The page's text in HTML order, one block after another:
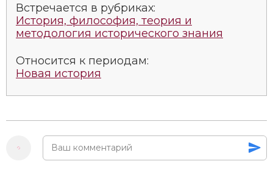
Встречается в рубриках:
История, философия, теория и
методология исторического знания
Относится к периодам:
Новая история